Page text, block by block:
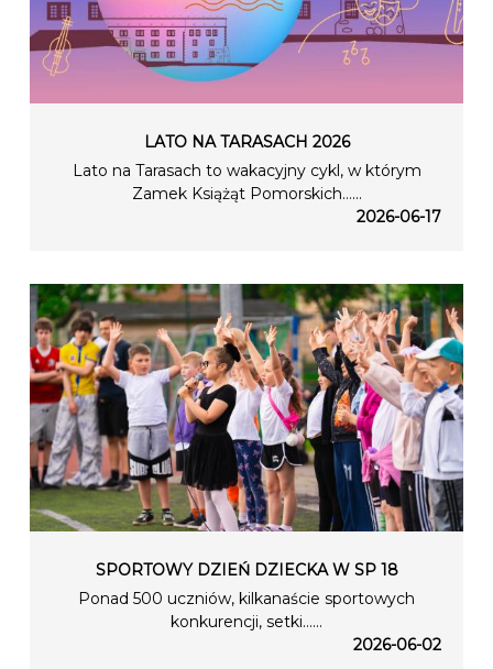
LATO NA TARASACH 2026
Lato na Tarasach to wakacyjny cykl, w którym
Zamek Książąt Pomorskich…...
2026-06-17
SPORTOWY DZIEŃ DZIECKA W SP 18
Ponad 500 uczniów, kilkanaście sportowych
konkurencji, setki…...
2026-06-02